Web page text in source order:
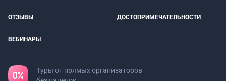
ОТЗЫВЫ ДОСТОПРИМЕЧАТЕЛЬНОСТИ
ВЕБИНАРЫ
Туры от прямых организаторов